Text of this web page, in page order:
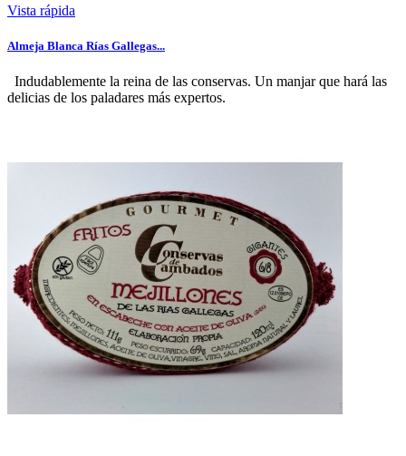
Vista rápida
Almeja Blanca Rías Gallegas...
Indudablemente la reina de las conservas. Un manjar que hará las
delicias de los paladares más expertos.